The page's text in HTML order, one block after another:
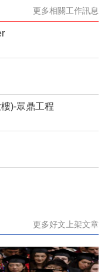
更多相關工作訊息
)-眾鼎工程
更多好文上架文章